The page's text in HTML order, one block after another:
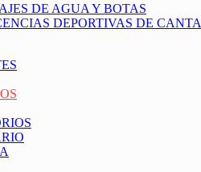
DE AGUA Y BOTAS
DEPORTIVAS DE